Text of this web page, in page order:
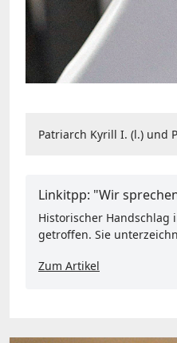
Patriarch Kyrill I. (l.) und
Linkitpp: "Wir
Historischer Handschlag
getroffen. Sie
Zum Artikel